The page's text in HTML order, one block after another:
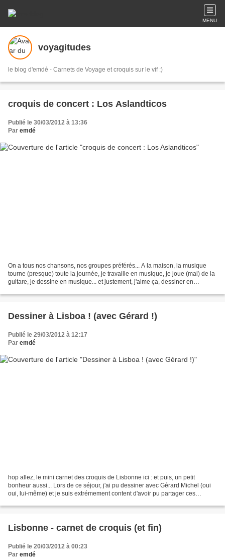
MENU
voyagitudes
le blog d'emdé - Carnets de Voyage et croquis sur le vif :)
croquis de concert : Los Aslandticos
Publié le 30/03/2012 à 13:36
Par emdé
On a tous nos chansons, nos groupes préférés... A la maison, la musique
tourne (presque) toute la journée, je travaille en musique, je joue (mal) de la
guitare, je dessine en musique... et justement, j'aime ça, dessiner en
Dessiner à Lisboa ! (avec Gérard !)
Publié le 29/03/2012 à 12:17
Par emdé
hop allez, le mini carnet des croquis de Lisbonne ici : et puis, un petit
bonheur aussi... Lors de ce séjour, j'ai pu dessiner avec Gérard Michel (oui
oui, lui-même) et je suis extrémement content d'avoir pu partager ces
Lisbonne - carnet de croquis (et fin)
Publié le 20/03/2012 à 00:23
Par emdé